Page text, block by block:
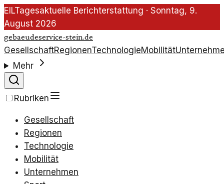
EILTagesaktuelle Berichterstattung · Sonntag, 9.
August 2026
gebaeudeservice-stein.de
GesellschaftRegionenTechnologieMobilität
Mehr
Rubriken
Gesellschaft
Regionen
Technologie
Mobilität
Unternehmen